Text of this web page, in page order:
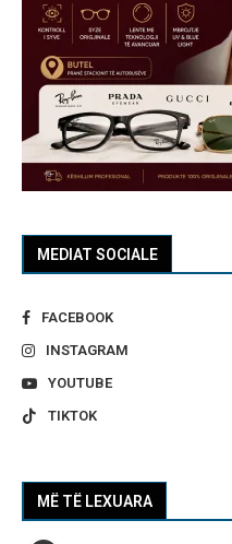
MEDIAT SOCIALE
FACEBOOK
INSTAGRAM
YOUTUBE
TIKTOK
MË TË LEXUARA